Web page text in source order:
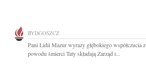
BYDGOSZCZ
Pani Lidii Mazur wyrazy głębokiego współczucia z
powodu śmierci Taty składają Zarząd i...